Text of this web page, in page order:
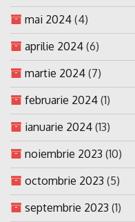
mai 2024 (4)
aprilie 2024 (6)
martie 2024 (7)
februarie 2024 (1)
ianuarie 2024 (13)
noiembrie 2023 (10)
octombrie 2023 (5)
septembrie 2023 (1)